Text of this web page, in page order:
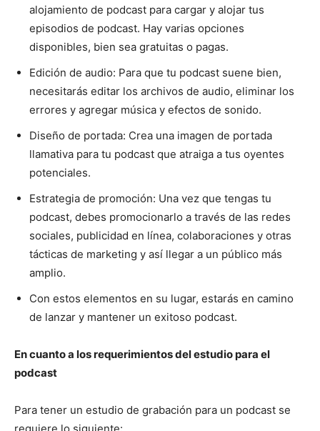
alojamiento de podcast para cargar y alojar tus
episodios de podcast. Hay varias opciones
disponibles, bien sea gratuitas o pagas.
Edición de audio: Para que tu podcast suene bien,
necesitarás editar los archivos de audio, eliminar los
errores y agregar música y efectos de sonido.
Diseño de portada: Crea una imagen de portada
llamativa para tu podcast que atraiga a tus oyentes
potenciales.
Estrategia de promoción: Una vez que tengas tu
podcast, debes promocionarlo a través de las redes
sociales, publicidad en línea, colaboraciones y otras
tácticas de marketing y así llegar a un público más
amplio.
Con estos elementos en su lugar, estarás en camino
de lanzar y mantener un exitoso podcast.
En cuanto a los requerimientos del estudio para el
podcast
Para tener un estudio de grabación para un podcast se